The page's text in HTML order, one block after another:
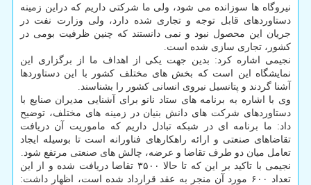
نیروگاه ها سوزانده می شود، ولی ما شرکتی داریم که دراین زمینه
دستاوردهای قابل توجه و تجاری شده دارد، ولی وزارت نفت در
جریان این محصول نبود و نمی دانستند که چنین ظرفیت بومی در
کشور، تجاری سازی شده است.
نجیمی اشاره کرد: بدین جهت یکی از اهداف ما از برگزاری این
نمایشگاه این است که بخش های مختلف کشور با این دستاوردها
آشنا گردند و پتانسیل نیروی انسانی کشور را بشناسند.
وی با اشاره به برنامه های ستاد نانو برای آشنایی مدیران صنایع با
دستاوردهای شرکت های دانش بنیان در زمینه های مختلف، توضیح
داد: ما برنامه ای در شبکه تبادل داریم که ماموریت آن دریافت
تقاضاهای صنعتی و ارائه راهکارهای فناورانه است تا بوسیله ایجاد
تعامل میان دو طرف تقاضا و عرضه، چالش های صنعتی مرتفع شود.
نجیمی با تاکید بر این که تا حالا ۳۵۰۰ تقاضا دریافت شده و از این
تعداد ۶۰۰ مورد آن منجر به عقد قرارداد شده است، اظهار داشت: